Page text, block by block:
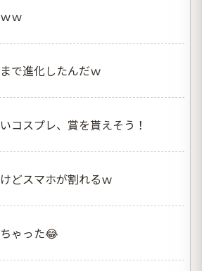
ｗ
で進化したんだｗ
コスプレ、賞を貰えそう！
どスマホが割れるｗ
ゃった😂